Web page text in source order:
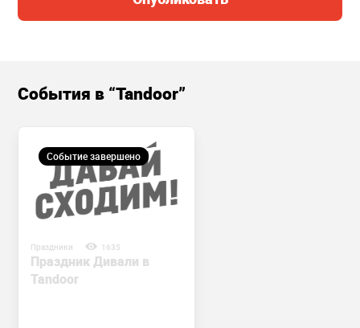
События в “Tandoor”
Событие завершено
Праздники 1635
Праздник Дивали в
Tandoor